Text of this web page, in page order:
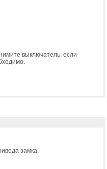
выключатель, если
замка.